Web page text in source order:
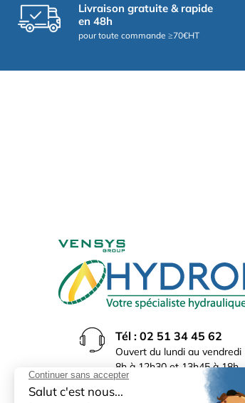
Livraison gratuite & rapide
en 48h
pour toute commande ≥70€HT
Tél : 02 51 34 45 62
Ouvert du lundi au vendredi
8h à 12h30 et 13h45 à 18h
(17h30 le vendredi)